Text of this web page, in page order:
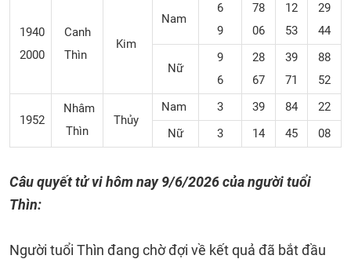
1940
2000
Canh
Thìn
Kim
Nam
6
9
78
06
12
53
29
44
Nữ
9
6
28
67
39
71
88
52
1952
Nhâm
Thìn
Thủy
Nam 3 39 84
22
Nữ
3 14 45 08
Câu quyết tử vi hôm nay9/6/2026 của người tuổi
Thìn:
Người tuổi Thìn đang chờ đợi về kết quả đã bắt đầu